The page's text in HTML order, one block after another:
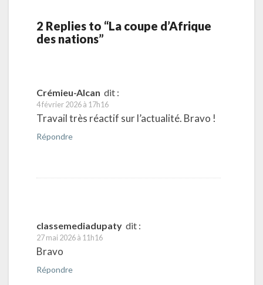
2 Replies to “La coupe d’Afrique
des nations”
Crémieu-Alcan dit :
4 février 2026 à 17h16
Travail très réactif sur l’actualité. Bravo !
Répondre
classemediadupaty dit :
27 mai 2026 à 11h16
Bravo
Répondre